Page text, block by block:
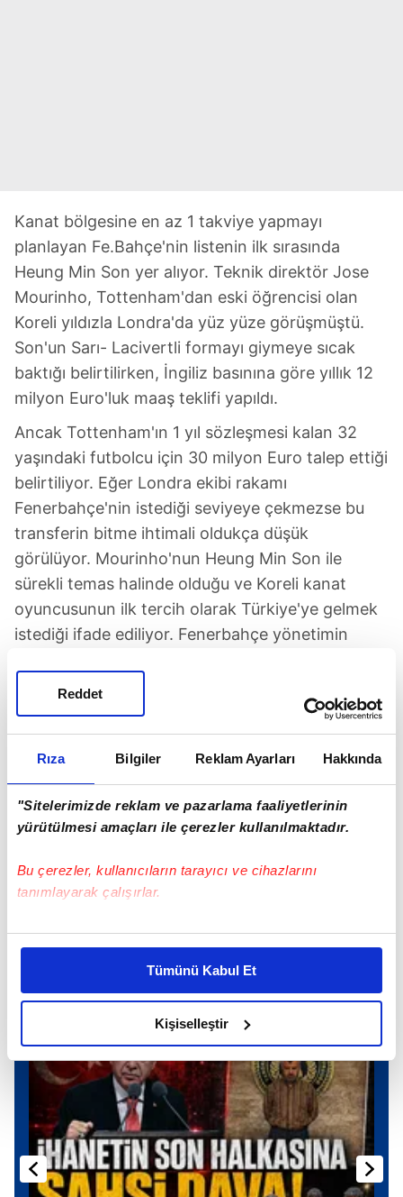
Rıza Bilgiler Reklam Ayarları Hakkında
"Sitelerimizde reklam ve pazarlama faaliyetlerinin
yürütülmesi amaçları ile çerezler kullanılmaktadır.
Bu çerezler, kullanıcıların tarayıcı ve cihazlarını
tanımlayarak çalışırlar.
Bu çerezlere izin vermeniz halinde sizlere özel
daha iyi reklam deneyimi yaşatabiliriz. Bunu yaparken
amacımızın size daha iyi bir reklam deneyimi sunmak
olduğunu ve sizlere en iyi içerikleri sunabilmek adına
elimizden gelen çabayı gösterdiğimizi ve bu noktada,
reklamların maliyetlerimizi karşılamak noktasında tek gelir
kalemimiz olduğunu sizlere hatırlatmak isteriz.
Her halükârda, kullanıcılar, bu çerezlere izin vermedikleri
takdirde, kullanıcılara hedefli reklamlar
gösterilmeyecektir."
Tümünü Kabul Et
Kişiselleştir
Reddet
Kanat bölgesine en az 1 takviye yapmayı
planlayan Fe.Bahçe'nin listenin ilk sırasında
Heung Min Son yer alıyor. Teknik direktör Jose
Mourinho, Tottenham'dan eski öğrencisi olan
Koreli yıldızla Londra'da yüz yüze görüşmüştü.
Son'un Sarı- Lacivertli formayı giymeye sıcak
baktığı belirtilirken, İngiliz basınına göre yıllık 12
milyon Euro'luk maaş teklifi yapıldı.
Ancak Tottenham'ın 1 yıl sözleşmesi kalan 32
yaşındaki futbolcu için 30 milyon Euro talep ettiği
belirtiliyor. Eğer Londra ekibi rakamı
Fenerbahçe'nin istediği seviyeye çekmezse bu
transferin bitme ihtimali oldukça düşük
görülüyor. Mourinho'nun Heung Min Son ile
sürekli temas halinde olduğu ve Koreli kanat
oyuncusunun ilk tercih olarak Türkiye'ye gelmek
istediği ifade ediliyor. Fenerbahçe yönetimin
bulunuyor.
TAKVİM UYGULAMASINI İNDİRMEK İÇİN
Günün Manşetleri